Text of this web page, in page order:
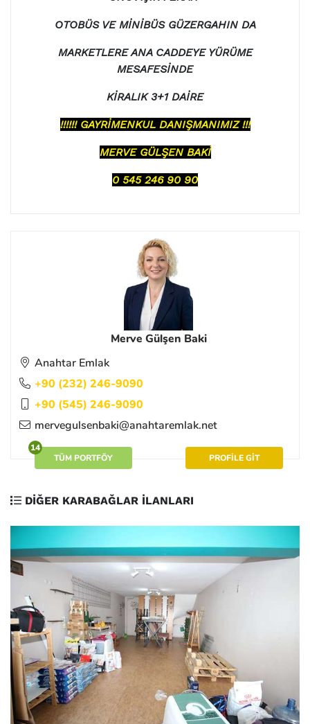
Merve Gülşen Baki
Anahtar Emlak
+90 (232) 246-9090
+90 (545) 246-9090
mervegulsenbaki@anahtaremlak.net
14
TÜM PORTFÖY
PROFİLE GİT
DİĞER KARABAĞLAR İLANLARI
OTOBÜS VE MİNİBÜS GÜZERGAHIN DA
MARKETLERE ANA CADDEYE YÜRÜME
MESAFESİNDE
KİRALIK 3+1 DAİRE
!!!!!! GAYRİMENKUL DANIŞMANIMIZ !!!
MERVE GÜLŞEN BAKİ
0 545 246 90 90